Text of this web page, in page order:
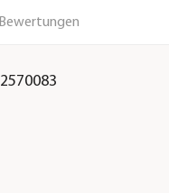
Bewertungen
2570083